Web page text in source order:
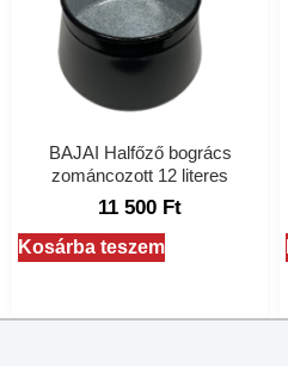
BAJAI Halfőző bogrács
zománcozott 12 literes
11 500 Ft
Kosárba teszem